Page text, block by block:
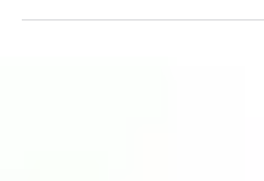
provincia è meta perfetta...